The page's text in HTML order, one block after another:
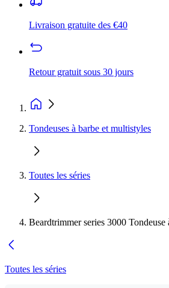
Livraison gratuite des €40
Retour gratuit sous 30 jours
Tondeuses à barbe et multistyles
Toutes les séries
Beardtrimmer series 3000 Tondeuse
Toutes les séries